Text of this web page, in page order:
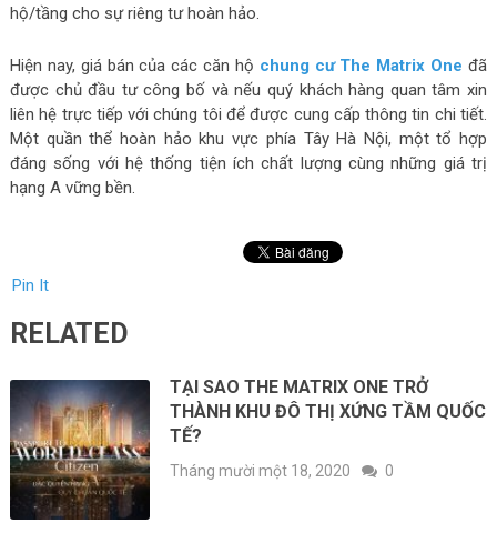
hộ/tầng cho sự riêng tư hoàn hảo.
Hiện nay, giá bán của các căn hộ chung cư The Matrix One đã
được chủ đầu tư công bố và nếu quý khách hàng quan tâm xin
liên hệ trực tiếp với chúng tôi để được cung cấp thông tin chi tiết.
Một quần thể hoàn hảo khu vực phía Tây Hà Nội, một tổ hợp
đáng sống với hệ thống tiện ích chất lượng cùng những giá trị
hạng A vững bền.
Pin It
RELATED
TẠI SAO THE MATRIX ONE TRỞ
THÀNH KHU ĐÔ THỊ XỨNG TẦM QUỐC
TẾ?
Tháng mười một 18, 2020 0